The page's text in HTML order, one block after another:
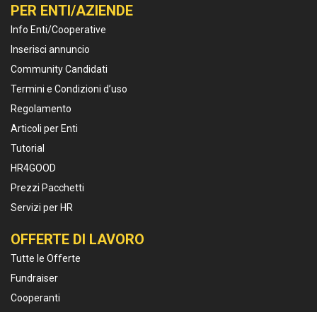
PER ENTI/AZIENDE
Info Enti/Cooperative
Inserisci annuncio
Community Candidati
Termini e Condizioni d’uso
Regolamento
Articoli per Enti
Tutorial
HR4GOOD
Prezzi Pacchetti
Servizi per HR
OFFERTE DI LAVORO
Tutte le Offerte
Fundraiser
Cooperanti